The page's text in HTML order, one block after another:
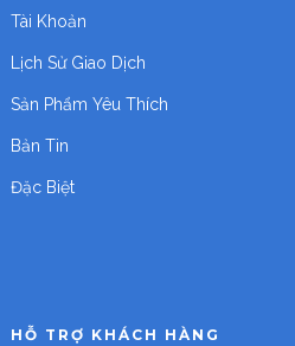
Tài Khoản
Lịch Sử Giao Dịch
Sản Phẩm Yêu Thích
Bản Tin
Đặc Biệt
HỖ TRỢ KHÁCH HÀNG